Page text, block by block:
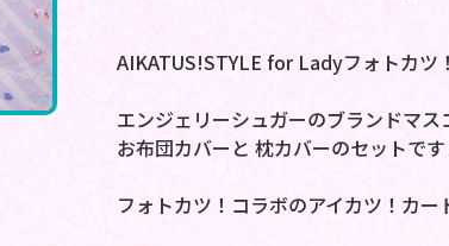
AIKATUS!STYLE for Ladyフォトカツ
エンジェリーシュガーのブランドマ
お布団カバーと 枕カバーのセットです
フォトカツ！コラボのアイカツ！カ